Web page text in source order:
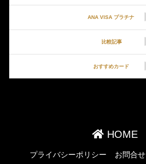
ANA VISA プラチナ
比較記事
おすすめカード
HOME
プライバシーポリシー お問合せ